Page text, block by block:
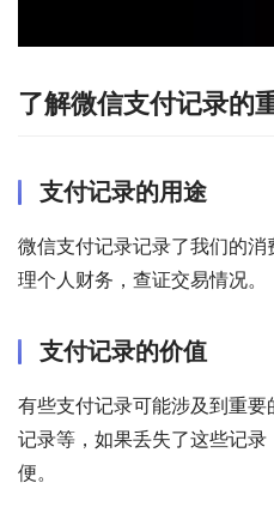
了解微信支付记录的
支付记录的用途
微信支付记录记录了我们的
理个人财务，查证交易情况。
支付记录的价值
有些支付记录可能涉及到重
记录等，如果丢失了这些记
便。